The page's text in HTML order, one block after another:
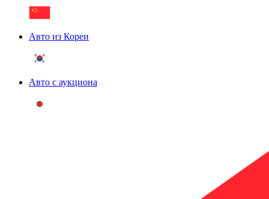
Авто из Кореи
Авто с аукциона